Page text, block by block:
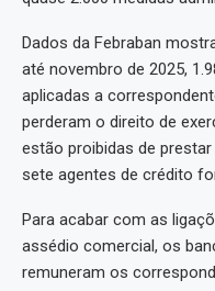
Dados da Febraban
até novembro de 2025,
aplicadas a
perderam o direito de
estão proibidas de
sete agentes de crédito
Para acabar com as
assédio comercial, os
remuneram os